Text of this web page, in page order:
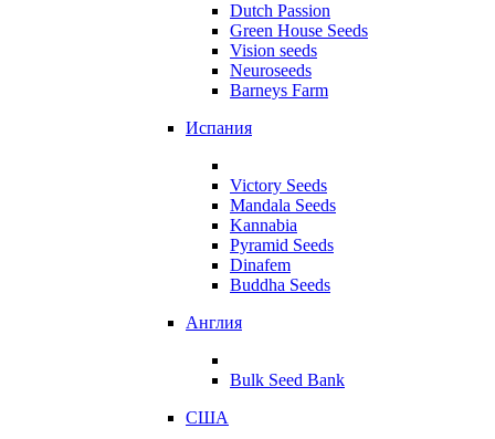
Dutch Passion
Green House Seeds
Vision seeds
Neuroseeds
Barneys Farm
Испания
Victory Seeds
Mandala Seeds
Kannabia
Pyramid Seeds
Dinafem
Buddha Seeds
Англия
Bulk Seed Bank
США